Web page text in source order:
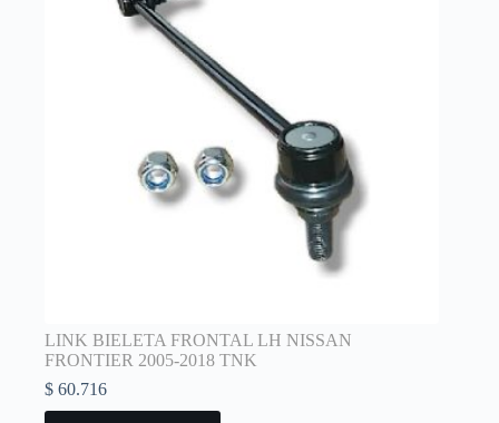
LINK BIELETA FRONTAL LH NISSAN
FRONTIER 2005-2018 TNK
$ 60.716